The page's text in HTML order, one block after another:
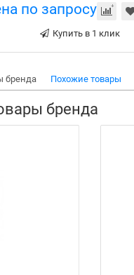
по запросу
Купить в 1 клик
бренда Похожие товары
бренда